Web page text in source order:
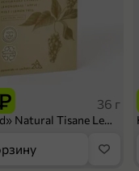
36 г
Чай «Greenfield» Natural Tisane Lemongrass & Schisandra, 20 пирамидок, 36 г